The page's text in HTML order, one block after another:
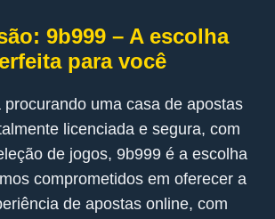
9b999 – A escolha
para você
procurando uma casa de apostas
licenciada e segura, com
de jogos, 9b999 é a escolha
comprometidos em oferecer a
de apostas online, com